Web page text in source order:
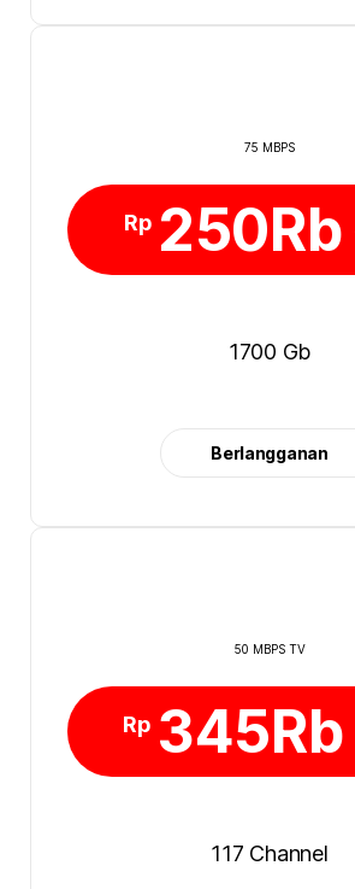
75 MBPS
Rp 250Rb
1700 Gb
Berlangganan
50 MBPS TV
Rp 345Rb
117 Channel